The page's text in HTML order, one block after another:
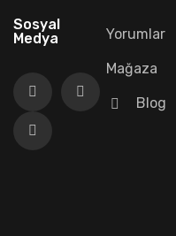
Sosyal
Medya
Yorumlar
Mağaza
Blog